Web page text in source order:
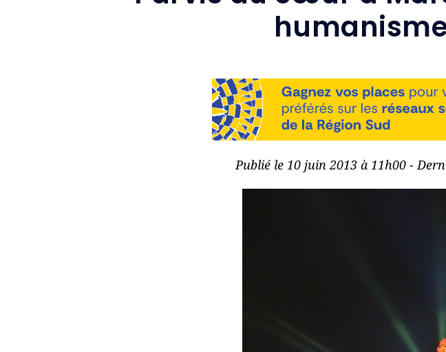
Publié le 10 juin 2013 à 11h00 -